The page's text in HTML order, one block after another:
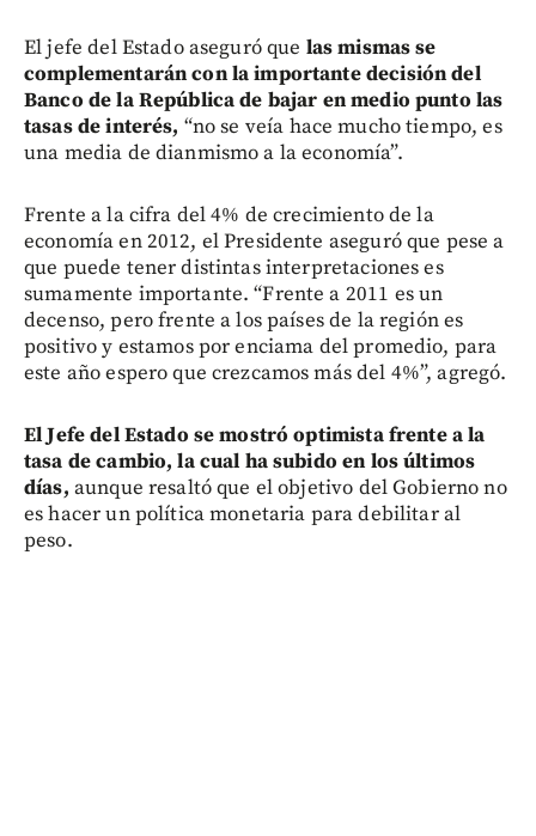
El jefe del Estado aseguró que las mismas se
complementarán con la importante decisión del
Banco de la Repúblicade bajar en medio punto las
tasas de interés, “no se veía hace mucho tiempo, es
una media de dianmismo a la economía”.
Frente a la cifra del 4% de crecimiento de la
economía en 2012, el Presidente aseguró que pese a
que puede tener distintas interpretaciones es
sumamente importante. “Frente a 2011 es un
decenso, pero frente a los países de la región es
positivo y estamos por enciama del promedio, para
este año espero que crezcamos más del 4%”, agregó.
El Jefe del Estado se mostró optimista frente a la
tasa de cambio, la cual ha subido en los últimos
días, aunque resaltó que el objetivo del Gobierno no
es hacer un política monetaria para debilitar al
peso.